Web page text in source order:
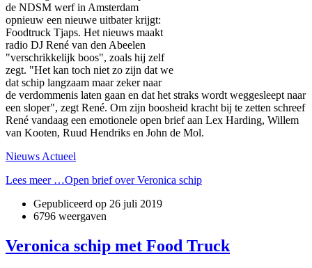
de NDSM werf in Amsterdam
opnieuw een nieuwe uitbater krijgt:
Foodtruck Tjaps. Het nieuws maakt
radio DJ René van den Abeelen
"verschrikkelijk boos", zoals hij zelf
zegt. "Het kan toch niet zo zijn dat we
dat schip langzaam maar zeker naar
de verdommenis laten gaan en dat het straks wordt weggesleept naar
een sloper", zegt René. Om zijn boosheid kracht bij te zetten schreef
René vandaag een emotionele open brief aan Lex Harding, Willem
van Kooten, Ruud Hendriks en John de Mol.
Nieuws Actueel
Lees meer …Open brief over Veronica schip
Gepubliceerd op 26 juli 2019
6796 weergaven
Veronica schip met Food Truck